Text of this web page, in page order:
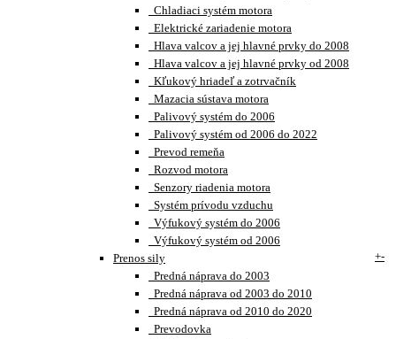
Chladiaci systém motora
Elektrické zariadenie motora
Hlava valcov a jej hlavné prvky do 2008
Hlava valcov a jej hlavné prvky od 2008
Kľukový hriadeľ a zotrvačník
Mazacia sústava motora
Palivový systém do 2006
Palivový systém od 2006 do 2022
Prevod remeňa
Rozvod motora
Senzory riadenia motora
Systém prívodu vzduchu
Výfukový systém do 2006
Výfukový systém od 2006
Prenos sily
+-
Predná náprava do 2003
Predná náprava od 2003 do 2010
Predná náprava od 2010 do 2020
Prevodovka